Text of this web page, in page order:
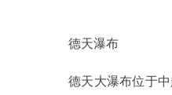
德天瀑布
德天大瀑布位于